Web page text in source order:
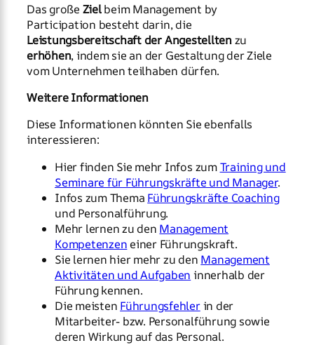
Das große Zielbeim Management by
Participation besteht darin, die
Leistungsbereitschaft der Angestelltenzu
erhöhen, indem sie an der Gestaltung der Ziele
vom Unternehmen teilhaben dürfen.
Weitere Informationen
Diese Informationen könnten Sie ebenfalls
interessieren:
Hier finden Sie mehr Infos zumTraining und
Seminare für Führungskräfte und Manager.
Infos zum Thema Führungskräfte Coaching
und Personalführung.
Mehr lernen zu den Management
Kompetenzen einer Führungskraft.
Sie lernen hier mehr zu den Management
Aktivitäten und Aufgaben innerhalb der
Führung kennen.
Die meisten Führungsfehlerin der
Mitarbeiter- bzw. Personalführung sowie
deren Wirkung auf das Personal.